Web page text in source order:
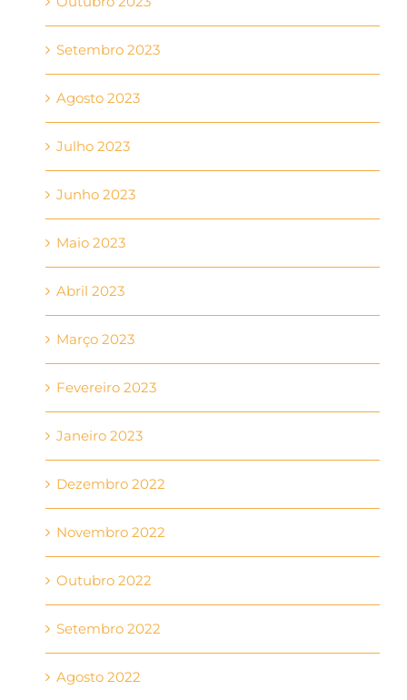
Setembro 2023
Agosto 2023
Julho 2023
Junho 2023
Maio 2023
Abril 2023
Março 2023
Fevereiro 2023
Janeiro 2023
Dezembro 2022
Novembro 2022
Outubro 2022
Setembro 2022
Agosto 2022